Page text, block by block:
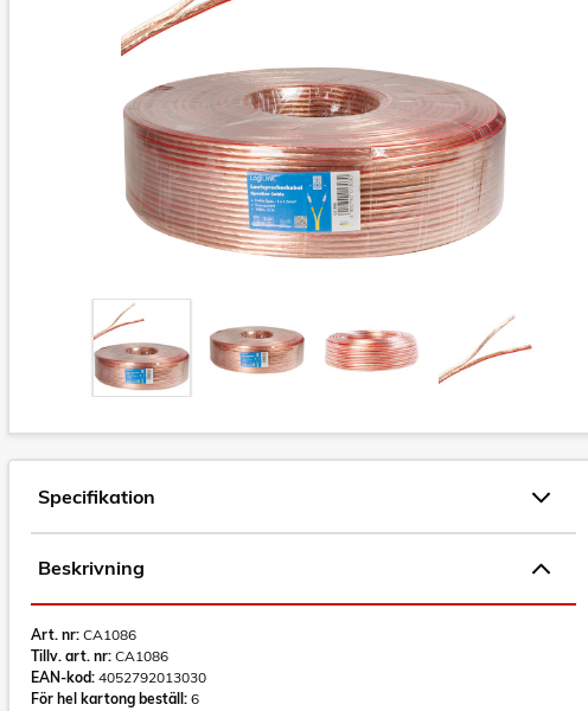
Specifikation
Beskrivning
Art. nr: CA1086
Tillv. art. nr: CA1086
EAN-kod: 4052792013030
För hel kartong beställ: 6